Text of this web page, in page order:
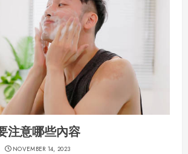
注意哪些內容
NOVEMBER 14, 2023